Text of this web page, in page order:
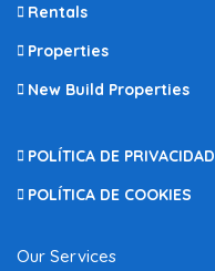
Rentals
Properties
New Build Properties
POLÍTICA DE PRIVACIDAD
POLÍTICA DE COOKIES
Our Services